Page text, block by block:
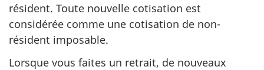
résident. Toute nouvelle cotisation est
considérée comme une cotisation de non-
résident imposable.
Lorsque vous faites un retrait, de nouveaux